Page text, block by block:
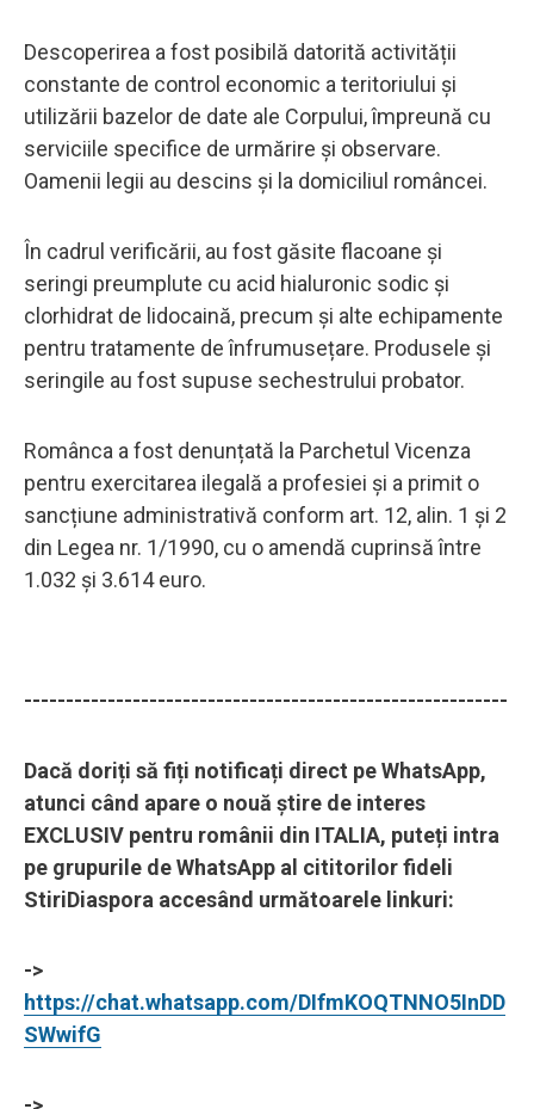
Descoperirea a fost posibilă datorită activității
constante de control economic a teritoriului și
utilizării bazelor de date ale Corpului, împreună cu
serviciile specifice de urmărire și observare.
Oamenii legii au descins și la domiciliul româncei.
În cadrul verificării, au fost găsite flacoane și
seringi preumplute cu acid hialuronic sodic și
clorhidrat de lidocaină, precum și alte echipamente
pentru tratamente de înfrumusețare. Produsele și
seringile au fost supuse sechestrului probator.
Românca a fost denunțată la Parchetul Vicenza
pentru exercitarea ilegală a profesiei și a primit o
sancțiune administrativă conform art. 12, alin. 1 și 2
din Legea nr. 1/1990, cu o amendă cuprinsă între
1.032 și 3.614 euro.
----------------------------------------------------------
Dacă doriți să fiți notificați direct pe WhatsApp,
atunci când apare o nouă știre de interes
EXCLUSIV pentru românii din ITALIA, puteți intra
pe grupurile de WhatsApp al cititorilor fideli
StiriDiaspora accesând următoarele linkuri:
->
https://chat.whatsapp.com/DIfmKOQTNNO5InDD
SWwifG